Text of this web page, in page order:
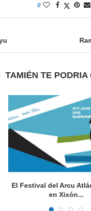
0
TAMIÉN TE PODRIA
El Festival del Arcu
en Xixón...